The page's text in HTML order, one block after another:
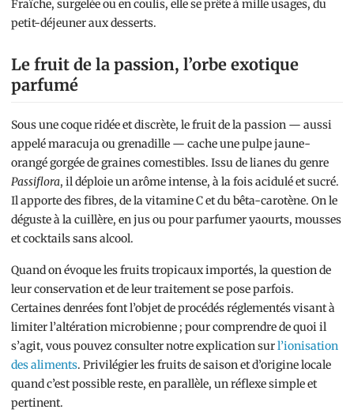
Fraîche, surgelée ou en coulis, elle se prête à mille usages, du
petit-déjeuner aux desserts.
Le fruit de la passion, l’orbe exotique
parfumé
Sous une coque ridée et discrète, le fruit de la passion — aussi
appelé maracuja ou grenadille — cache une pulpe jaune-
orangé gorgée de graines comestibles. Issu de lianes du genre
Passiflora, il déploie un arôme intense, à la fois acidulé et sucré.
Il apporte des fibres, de la vitamine C et du bêta-carotène. On le
déguste à la cuillère, en jus ou pour parfumer yaourts, mousses
et cocktails sans alcool.
Quand on évoque les fruits tropicaux importés, la question de
leur conservation et de leur traitement se pose parfois.
Certaines denrées font l’objet de procédés réglementés visant à
limiter l’altération microbienne ; pour comprendre de quoi il
s’agit, vous pouvez consulter notre explication surl’ionisation
des aliments. Privilégier les fruits de saison et d’origine locale
quand c’est possible reste, en parallèle, un réflexe simple et
pertinent.